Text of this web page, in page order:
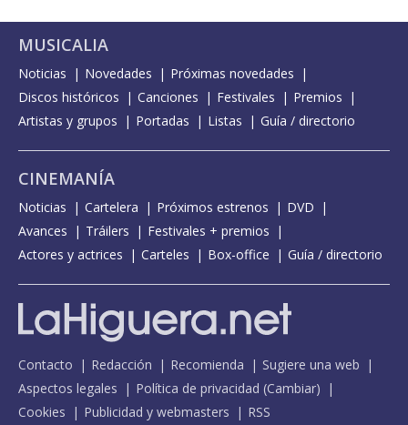
MUSICALIA
Noticias Novedades
Próximas novedades
Discos históricos
Canciones Festivales
Premios
Artistas y grupos
Portadas Listas Guía / directorio
CINEMANÍA
Noticias Cartelera Próximos estrenos
DVD
Avances
Tráilers
Festivales + premios
Actores y actrices
Carteles Box-office Guía / directorio
Contacto Redacción Recomienda
Sugiere una web
Aspectos legales
Política de privacidad (Cambiar)
Cookies
Publicidad y webmasters RSS